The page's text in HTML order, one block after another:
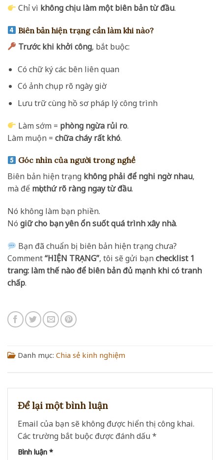
Chỉ vì không chịu làm một biên bản từ đầu.
Biên bản hiện trạng cần làm khi nào?
Trước khi khởi công, bắt buộc:
Có chữ ký các bên liên quan
Có ảnh chụp rõ ngày giờ
Lưu trữ cùng hồ sơ pháp lý công trình
Làm sớm = phòng ngừa rủi ro.
Làm muộn = chữa cháy rất khó.
Góc nhìn của người trong nghề
Biên bản hiện trạng không phải để nghi ngờ nhau,
mà để mọi thứ rõ ràng ngay từ đầu.
Nó không làm bạn phiền.
Nó giữ cho bạn yên ổn suốt quá trình xây nhà.
Bạn đã chuẩn bị biên bản hiện trạng chưa?
Comment“HIỆN TRẠNG”, tôi sẽ gửi bạn checklist 1
trang: làm thế nào để biên bản đủ mạnh khi có tranh
chấp.
Danh mục: Chia sẻ kinh nghiệm
Để lại một bình luận
Email của bạn sẽ không được hiển thị công khai.
Các trường bắt buộc được đánh dấu *
Bình luận *